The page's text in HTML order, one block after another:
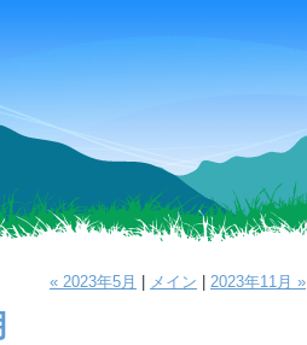
« 2023年5月 メイン 2023年11月 »